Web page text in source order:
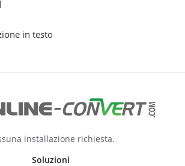
in testo
installazione richiesta.
Soluzioni